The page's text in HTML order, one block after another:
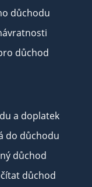
důchodu
důchod
a doplatek
do důchodu
důchod
důchod